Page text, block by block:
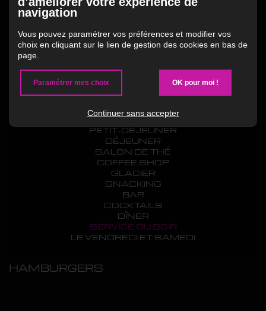
Jeudi
9h00 - 21h00
9h00 - 22h00
14h00 - 20h00
PETIT-DÉJEUNER
DÉJEUNER
SALON DE THÉ
COFFEE SHOP
GLACIER
SNACKING
BAR
COCKTAILS
DÎNER
SERVICE DU SOIR
LE VENDREDI ET SAMEDI
HAMBURGERS
navigation
Vous pouvez paramétrer vos préférences et modifier vos
choix en cliquant sur le lien de gestion des cookies en bas de
page.
Paramétrer mes choix OK pour moi !
Continuer sans accepter